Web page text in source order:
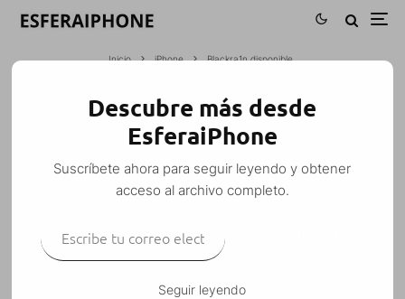
Inicio iPhone Blackra1n disponible
BLACKRA1N DISPONIBLE
Photonman
·
iPhone
iPhone 3G iPhone 3G S iPod Touch Jailbreak
Noticias
Software
Windows
Descubre más desde
EsferaiPhone
Suscríbete ahora para seguir leyendo y obtener
acceso al archivo completo.
Seguir leyendo